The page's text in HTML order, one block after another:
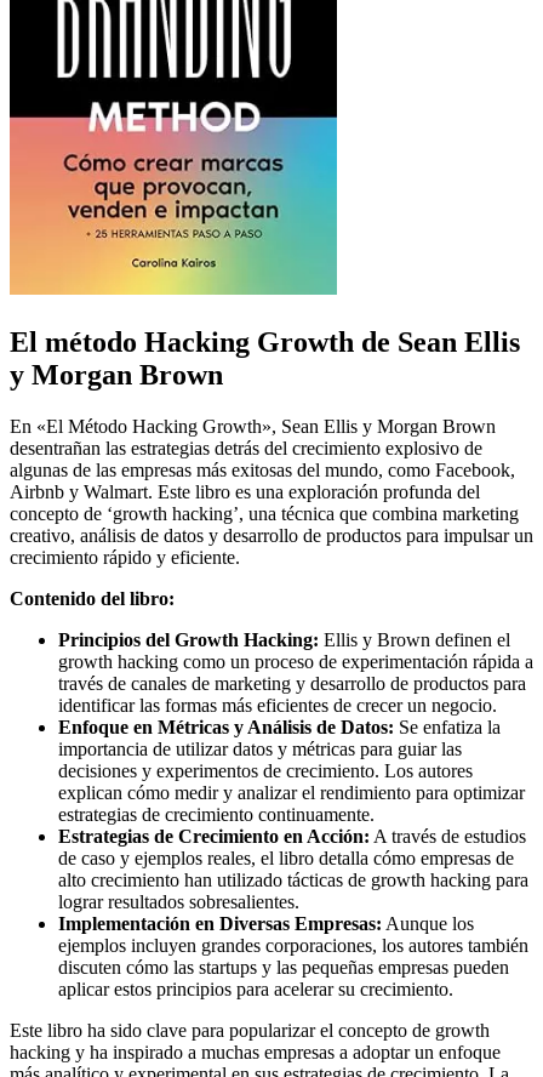
El método Hacking Growth de Sean Ellis
y Morgan Brown
En «El Método Hacking Growth», Sean Ellis y Morgan Brown
desentrañan las estrategias detrás del crecimiento explosivo de
algunas de las empresas más exitosas del mundo, como Facebook,
Airbnb y Walmart. Este libro es una exploración profunda del
concepto de ‘growth hacking’, una técnica que combina marketing
creativo, análisis de datos y desarrollo de productos para impulsar un
crecimiento rápido y eficiente.
Contenido del libro:
Principios del Growth Hacking: Ellis y Brown definen el
growth hacking como un proceso de experimentación rápida a
través de canales de marketing y desarrollo de productos para
identificar las formas más eficientes de crecer un negocio.
Enfoque en Métricas y Análisis de Datos: Se enfatiza la
importancia de utilizar datos y métricas para guiar las
decisiones y experimentos de crecimiento. Los autores
explican cómo medir y analizar el rendimiento para optimizar
estrategias de crecimiento continuamente.
Estrategias de Crecimiento en Acción: A través de estudios
de caso y ejemplos reales, el libro detalla cómo empresas de
alto crecimiento han utilizado tácticas de growth hacking para
lograr resultados sobresalientes.
Implementación en Diversas Empresas: Aunque los
ejemplos incluyen grandes corporaciones, los autores también
discuten cómo las startups y las pequeñas empresas pueden
aplicar estos principios para acelerar su crecimiento.
Este libro ha sido clave para popularizar el concepto de growth
hacking y ha inspirado a muchas empresas a adoptar un enfoque